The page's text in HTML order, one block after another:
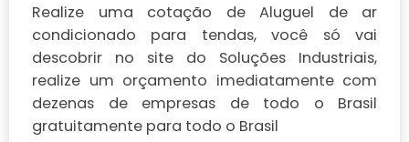
Realize uma cotação de Aluguel de ar
condicionado para tendas, você só vai
descobrir no site do Soluções Industriais,
realize um orçamento imediatamente com
dezenas de empresas de todo o Brasil
gratuitamente para todo o Brasil